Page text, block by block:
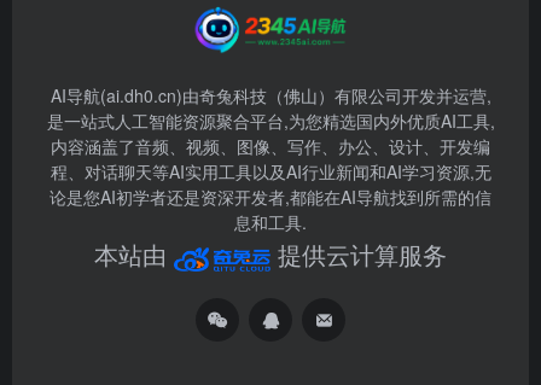
AI导航(ai.dh0.cn)由奇兔科技（佛山）有限公司开发并运营,
是一站式人工智能资源聚合平台,为您精选国内外优质AI工具,
内容涵盖了音频、视频、图像、写作、办公、设计、开发编
程、对话聊天等AI实用工具以及AI行业新闻和AI学习资源,无
论是您AI初学者还是资深开发者,都能在AI导航找到所需的信
息和工具.
本站由 提供云计算服务